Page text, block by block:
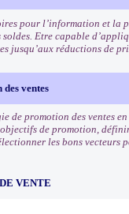
pour l’information et la
Etre capable
jusqu’aux réductions de
ventes
de promotion des ventes
de promotion,
les bons vecteurs
VENTE